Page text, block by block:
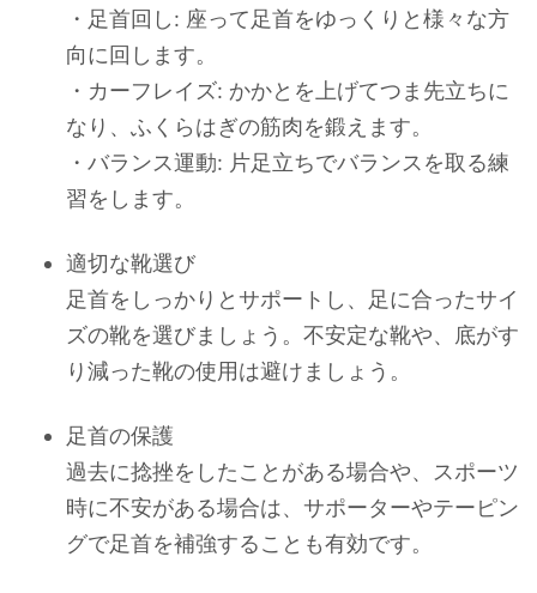
・足首回し: 座って足首をゆっくりと様々な方
向に回します。
・カーフレイズ: かかとを上げてつま先立ちに
なり、ふくらはぎの筋肉を鍛えます。
・バランス運動: 片足立ちでバランスを取る練
習をします。
適切な靴選び
足首をしっかりとサポートし、足に合ったサイ
ズの靴を選びましょう。不安定な靴や、底がす
り減った靴の使用は避けましょう。
足首の保護
過去に捻挫をしたことがある場合や、スポーツ
時に不安がある場合は、サポーターやテーピン
グで足首を補強することも有効です。